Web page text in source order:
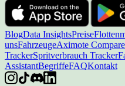
BlogData InsightsPreise
unsFahrzeugeAximote Compare
TrackerSpritverbrauch Tracker
AssistantBegriffeFAQKontakt